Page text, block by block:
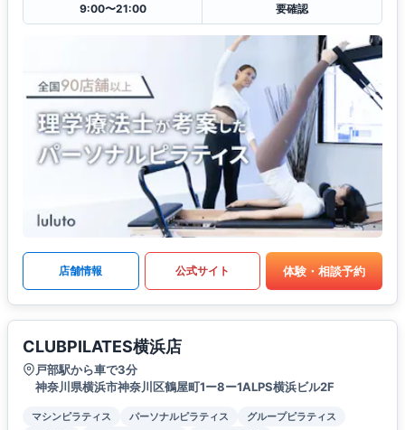
9:00〜21:00
要確認
店舗情報 公式サイト 体験・相談予約
CLUBPILATES横浜店
戸部駅から車で3分
神奈川県横浜市神奈川区鶴屋町1ー8ー1ALPS横浜ビル2F
マシンピラティス パーソナルピラティス
グループピラティス